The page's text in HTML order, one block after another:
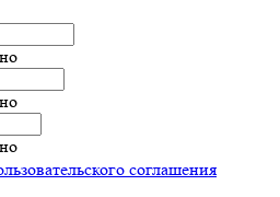
соглашения